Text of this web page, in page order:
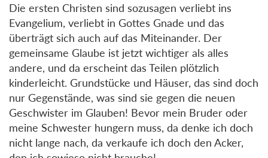
Die ersten Christen sind sozusagen verliebt ins
Evangelium, verliebt in Gottes Gnade und das
überträgt sich auch auf das Miteinander. Der
gemeinsame Glaube ist jetzt wichtiger als alles
andere, und da erscheint das Teilen plötzlich
kinderleicht. Grundstücke und Häuser, das sind doch
nur Gegenstände, was sind sie gegen die neuen
Geschwister im Glauben! Bevor mein Bruder oder
meine Schwester hungern muss, da denke ich doch
nicht lange nach, da verkaufe ich doch den Acker,